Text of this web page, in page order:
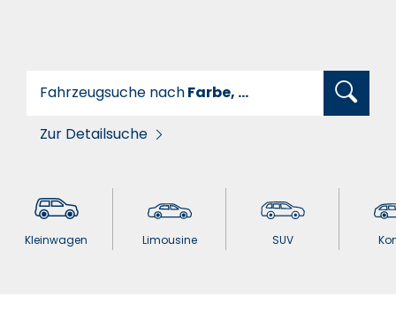
Fahrzeugsuche nachFarbe, ...
Zur Detailsuche
Kleinwagen Limousine SUV